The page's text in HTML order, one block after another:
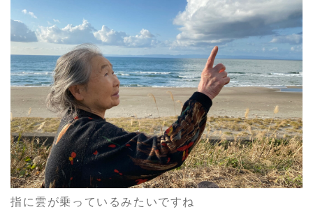
指に雲が乗っているみたいですね